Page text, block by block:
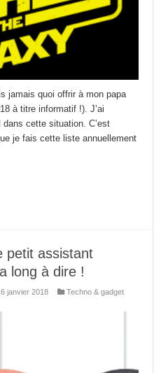
jamais quoi offrir à mon papa
à titre informatif !). J’ai
dans cette situation. C’est
je fais cette liste annuellement
petit assistant
long à dire !
janvier 2018
Techno & gadget